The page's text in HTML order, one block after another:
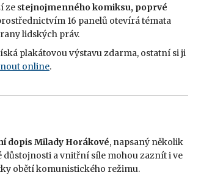
ze stejnojmenného komiksu, poprvé
16 panelů otevírá témata
lidských práv.
plakátovou výstavu zdarma, ostatní si ji
online.
dopis Milady Horákové, napsaný několik
důstojnosti a vnitřní síle mohou zaznít i ve
obětí komunistického režimu.